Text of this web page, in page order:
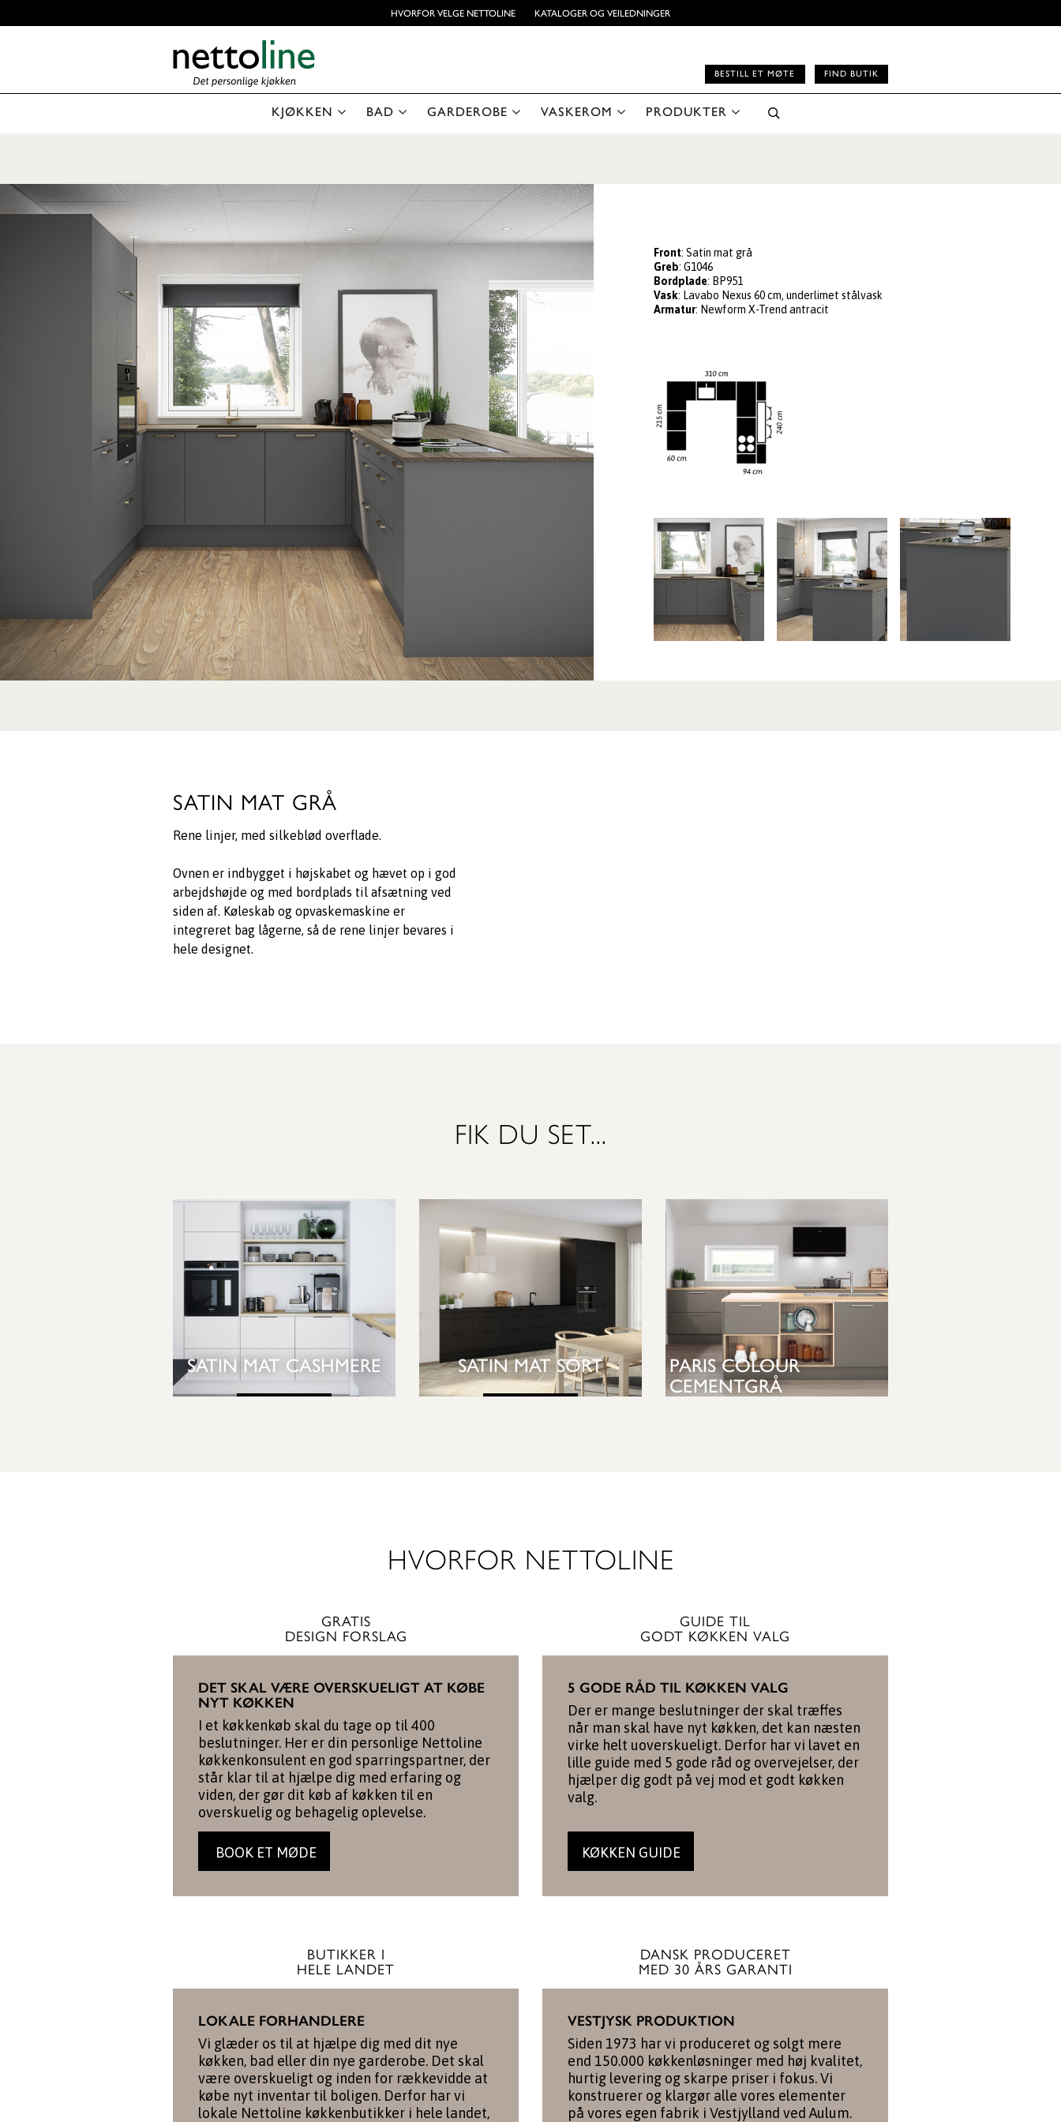
HVORFOR VELGE NETTOLINE KATALOGER OG VEILEDNINGER
BESTILL ET MØTE FIND BUTIK
KJØKKEN BAD GARDEROBE VASKEROM PRODUKTER
Front: Satin mat grå
Greb: G1046
Bordplade: BP951
Vask: Lavabo Nexus 60 cm, underlimet stålvask
Armatur: Newform X-Trend antracit
SATIN MAT GRÅ
Rene linjer, med silkeblød overflade.
Ovnen er indbygget i højskabet og hævet op i god
arbejdshøjde og med bordplads til afsætning ved
siden af. Køleskab og opvaskemaskine er
integreret bag lågerne, så de rene linjer bevares i
hele designet.
FIK DU SET...
SATIN MAT CASHMERE SATIN MAT SORT
PARIS COLOUR
CEMENTGRÅ
HVORFOR NETTOLINE
GRATIS
DESIGN FORSLAG
DET SKAL VÆRE OVERSKUELIGT AT KØBE
NYT KØKKEN
I et køkkenkøb skal du tage op til 400
beslutninger. Her er din personlige Nettoline
køkkenkonsulent en god sparringspartner, der
står klar til at hjælpe dig med erfaring og
viden, der gør dit køb af køkken til en
overskuelig og behagelig oplevelse.
BOOK ET MØDE
GUIDE TIL
GODT KØKKEN VALG
5 GODE RÅD TIL KØKKEN VALG
Der er mange beslutninger der skal træffes
når man skal have nyt køkken, det kan næsten
virke helt uoverskueligt. Derfor har vi lavet en
lille guide med 5 gode råd og overvejelser, der
hjælper dig godt på vej mod et godt køkken
valg.
KØKKEN GUIDE
BUTIKKER I
HELE LANDET
LOKALE FORHANDLERE
Vi glæder os til at hjælpe dig med dit nye
køkken, bad eller din nye garderobe. Det skal
være overskueligt og inden for rækkevidde at
købe nyt inventar til boligen. Derfor har vi
lokale Nettoline køkkenbutikker i hele landet,
DANSK PRODUCERET
MED 30 ÅRS GARANTI
VESTJYSK PRODUKTION
Siden 1973 har vi produceret og solgt mere
end 150.000 køkkenløsninger med høj kvalitet,
hurtig levering og skarpe priser i fokus. Vi
konstruerer og klargør alle vores elementer
på vores egen fabrik i Vestjylland ved Aulum.